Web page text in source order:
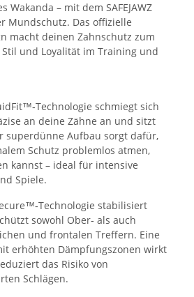
Wakanda – mit dem SAFEJAWZ
Mundschutz. Das offizielle
macht deinen Zahnschutz zum
und Loyalität im Training und
schmiegt sich
an deine Zähne an und sitzt
superdünne Aufbau sorgt dafür,
Schutz problemlos atmen,
kannst – ideal für intensive
Spiele.
stabilisiert
sowohl Ober‑ als auch
und frontalen Treffern. Eine
erhöhten Dämpfungszonen wirkt
das Risiko von
Schlägen.